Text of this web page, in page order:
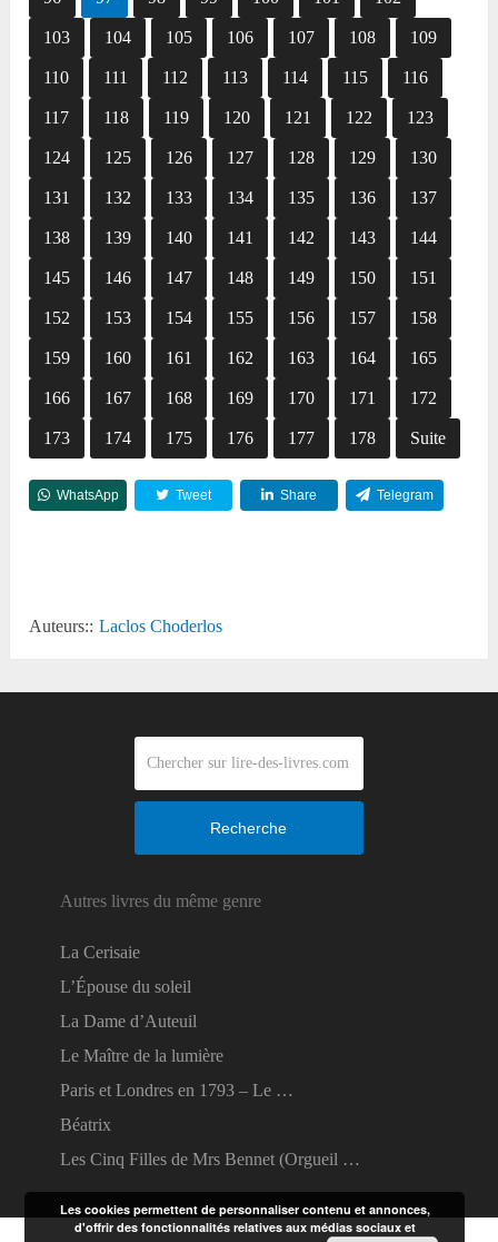
103 104 105 106 107 108 109
110 111 112 113 114 115 116
117 118 119 120 121 122 123
124 125 126 127 128 129 130
131 132 133 134 135 136 137
138 139 140 141 142 143 144
145 146 147 148 149 150 151
152 153 154 155 156 157 158
159 160 161 162 163 164 165
166 167 168 169 170 171 172
173 174 175 176 177 178 Suite
WhatsApp Tweet Share Telegram
Auteurs:: Laclos Choderlos
Recherche
Autres livres du même genre
La Cerisaie
L’Épouse du soleil
La Dame d’Auteuil
Le Maître de la lumière
Paris et Londres en 1793 – Le …
Béatrix
Les Cinq Filles de Mrs Bennet (Orgueil …
Les cookies permettent de personnaliser contenu et annonces,
d'offrir des fonctionnalités relatives aux médias sociaux et